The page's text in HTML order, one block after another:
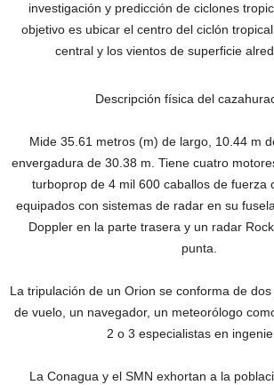
investigación y predicción de ciclones
objetivo es ubicar el centro del ciclón
central y los vientos de superficie
Descripción física del
Mide 35.61 metros (m) de largo, 10.44 m
envergadura de 30.38 m. Tiene cuatro
turboprop de 4 mil 600 caballos de fuerza
equipados con sistemas de radar en su
Doppler en la parte trasera y un radar
punta.
La tripulación de un Orion se conforma de
de vuelo, un navegador, un meteorólogo
2 o 3 especialistas en
La Conagua y el SMN exhortan a la